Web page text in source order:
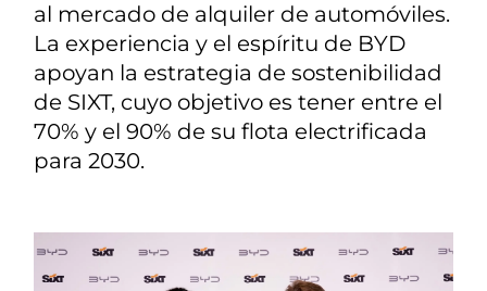
al mercado de alquiler de automóviles.
La experiencia y el espíritu de BYD
apoyan la estrategia de sostenibilidad
de SIXT, cuyo objetivo es tener entre el
70% y el 90% de su flota electrificada
para 2030.